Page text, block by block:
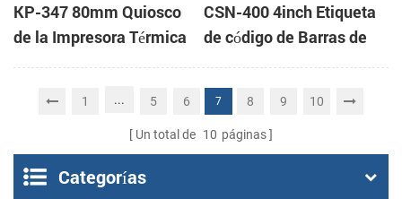
KP-347 80mm Quiosco
de la Impresora Térmica
CSN-400 4inch Etiqueta
de código de Barras de
la Impresora
1 ... 5 6 7 8 9 10
Un total de 10 páginas
Categorías